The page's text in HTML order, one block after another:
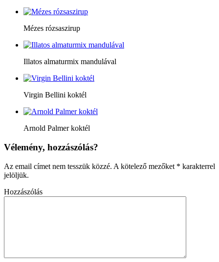
Mézes rózsaszirup
Illatos almaturmix mandulával
Virgin Bellini koktél
Arnold Palmer koktél
Vélemény, hozzászólás?
Az email címet nem tesszük közzé. A kötelező mezőket * karakterrel
jelöljük.
Hozzászólás